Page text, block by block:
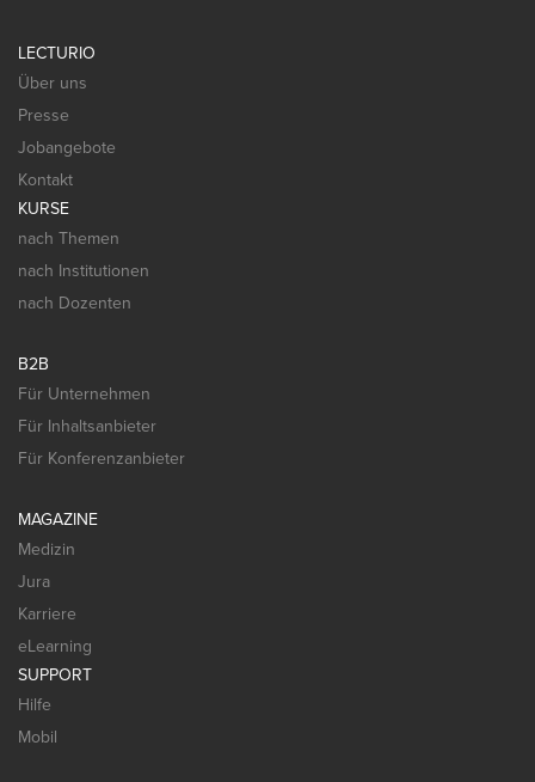
LECTURIO
Über uns
Presse
Jobangebote
Kontakt
KURSE
nach Themen
nach Institutionen
nach Dozenten
B2B
Für Unternehmen
Für Inhaltsanbieter
Für Konferenzanbieter
MAGAZINE
Medizin
Jura
Karriere
eLearning
SUPPORT
Hilfe
Mobil